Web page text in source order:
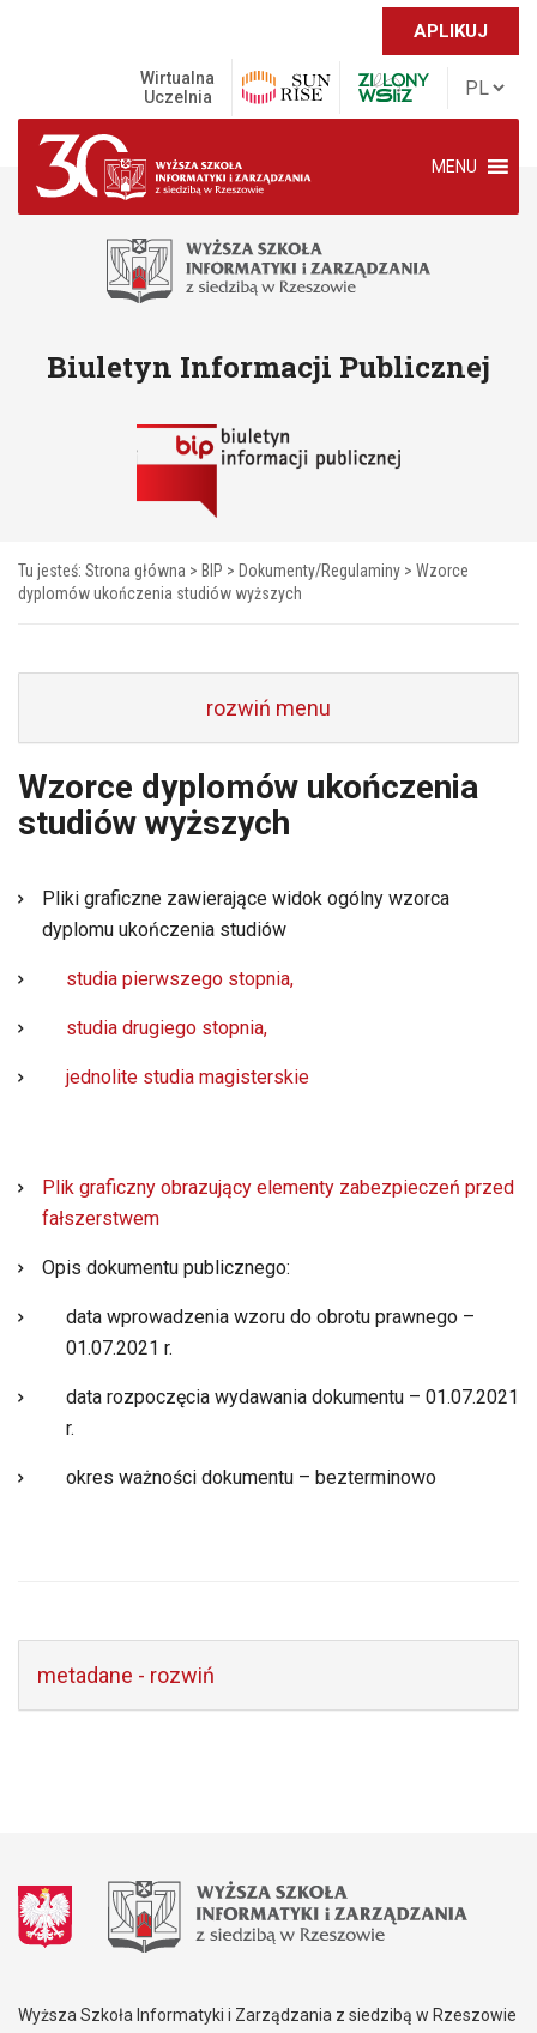
APLIKUJ
Wirtualna
Uczelnia
MENU
Biuletyn Informacji Publicznej
Tu jesteś: Strona główna > BIP > Dokumenty/Regulaminy > Wzorce
dyplomów ukończenia studiów wyższych
rozwiń menu
Wzorce dyplomów ukończenia
studiów wyższych
Pliki graficzne zawierające widok ogólny wzorca
dyplomu ukończenia studiów
studia pierwszego stopnia,
studia drugiego stopnia,
jednolite studia magisterskie
Plik graficzny obrazujący elementy zabezpieczeń przed
fałszerstwem
Opis dokumentu publicznego:
data wprowadzenia wzoru do obrotu prawnego –
01.07.2021 r.
data rozpoczęcia wydawania dokumentu – 01.07.2021
r.
okres ważności dokumentu – bezterminowo
metadane - rozwiń
Wyższa Szkoła Informatyki i Zarządzania z siedzibą w Rzeszowie